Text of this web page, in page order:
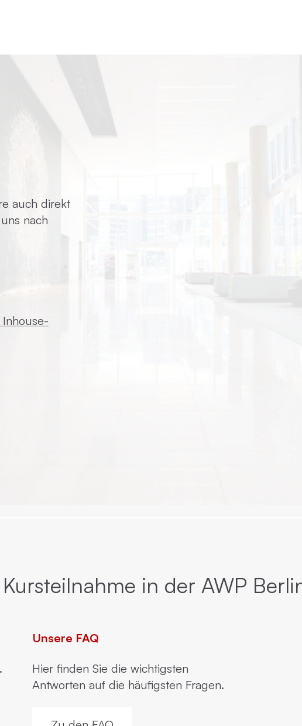
auch direkt
nach
in der AWP
Unsere FAQ
Hier finden Sie die wichtigsten
Antworten auf die häufigsten Fragen.